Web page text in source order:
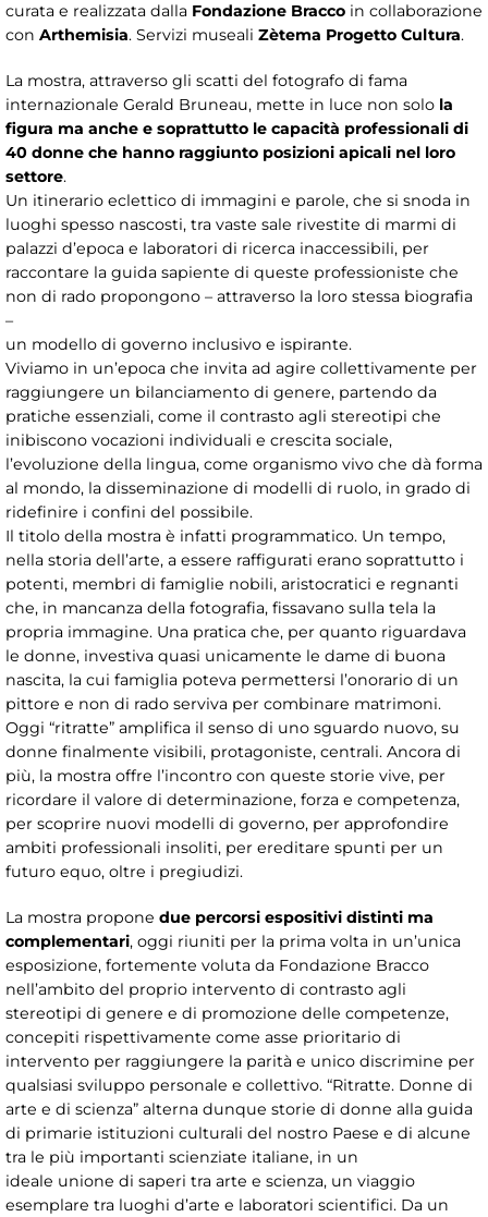
curata e realizzata dalla Fondazione Bracco in collaborazione
con Arthemisia. Servizi museali Zètema Progetto Cultura.
La mostra, attraverso gli scatti del fotografo di fama
internazionale Gerald Bruneau, mette in luce non solo la
figura ma anche e soprattutto le capacità professionali di
40 donne che hanno raggiunto posizioni apicali nel loro
settore.
Un itinerario eclettico di immagini e parole, che si snoda in
luoghi spesso nascosti, tra vaste sale rivestite di marmi di
palazzi d’epoca e laboratori di ricerca inaccessibili, per
raccontare la guida sapiente di queste professioniste che
non di rado propongono – attraverso la loro stessa biografia
–
un modello di governo inclusivo e ispirante.
Viviamo in un’epoca che invita ad agire collettivamente per
raggiungere un bilanciamento di genere, partendo da
pratiche essenziali, come il contrasto agli stereotipi che
inibiscono vocazioni individuali e crescita sociale,
l’evoluzione della lingua, come organismo vivo che dà forma
al mondo, la disseminazione di modelli di ruolo, in grado di
ridefinire i confini del possibile.
Il titolo della mostra è infatti programmatico. Un tempo,
nella storia dell’arte, a essere raffigurati erano soprattutto i
potenti, membri di famiglie nobili, aristocratici e regnanti
che, in mancanza della fotografia, fissavano sulla tela la
propria immagine. Una pratica che, per quanto riguardava
le donne, investiva quasi unicamente le dame di buona
nascita, la cui famiglia poteva permettersi l’onorario di un
pittore e non di rado serviva per combinare matrimoni.
Oggi “ritratte” amplifica il senso di uno sguardo nuovo, su
donne finalmente visibili, protagoniste, centrali. Ancora di
più, la mostra offre l’incontro con queste storie vive, per
ricordare il valore di determinazione, forza e competenza,
per scoprire nuovi modelli di governo, per approfondire
ambiti professionali insoliti, per ereditare spunti per un
futuro equo, oltre i pregiudizi.
La mostra propone due percorsi espositivi distinti ma
complementari, oggi riuniti per la prima volta in un’unica
esposizione, fortemente voluta da Fondazione Bracco
nell’ambito del proprio intervento di contrasto agli
stereotipi di genere e di promozione delle competenze,
concepiti rispettivamente come asse prioritario di
intervento per raggiungere la parità e unico discrimine per
qualsiasi sviluppo personale e collettivo. “Ritratte. Donne di
arte e di scienza” alterna dunque storie di donne alla guida
di primarie istituzioni culturali del nostro Paese e di alcune
tra le più importanti scienziate italiane, in un
ideale unione di saperi tra arte e scienza, un viaggio
esemplare tra luoghi d’arte e laboratori scientifici. Da un